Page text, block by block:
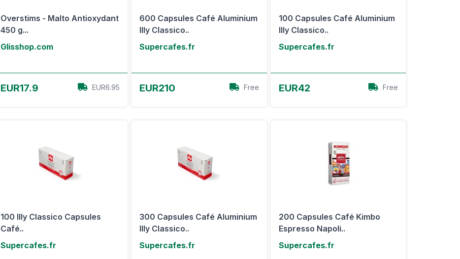
Overstims - Malto Antioxydant
450 g...
Glisshop.com
EUR17.9 EUR6.95
600 Capsules Café Aluminium
Illy Classico..
Supercafes.fr
EUR210 Free
100 Capsules Café Aluminium
Illy Classico..
Supercafes.fr
EUR42 Free
100 Illy Classico Capsules
Café..
Supercafes.fr
300 Capsules Café Aluminium
Illy Classico..
Supercafes.fr
200 Capsules Café Kimbo
Espresso Napoli..
Supercafes.fr